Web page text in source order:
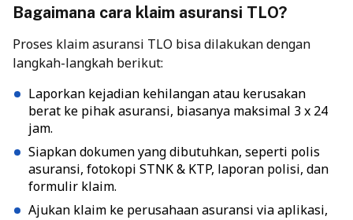
Bagaimana cara klaim asuransi TLO?
Proses klaim asuransi TLO bisa dilakukan dengan
langkah-langkah berikut:
Laporkan kejadian kehilangan atau kerusakan
berat ke pihak asuransi, biasanya maksimal 3 x 24
jam.
Siapkan dokumen yang dibutuhkan, seperti polis
asuransi, fotokopi STNK & KTP, laporan polisi, dan
formulir klaim.
Ajukan klaim ke perusahaan asuransi via aplikasi,